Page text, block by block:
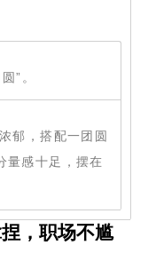
”。
郁，搭配一团圆
量感十足，摆在
，职场不尴